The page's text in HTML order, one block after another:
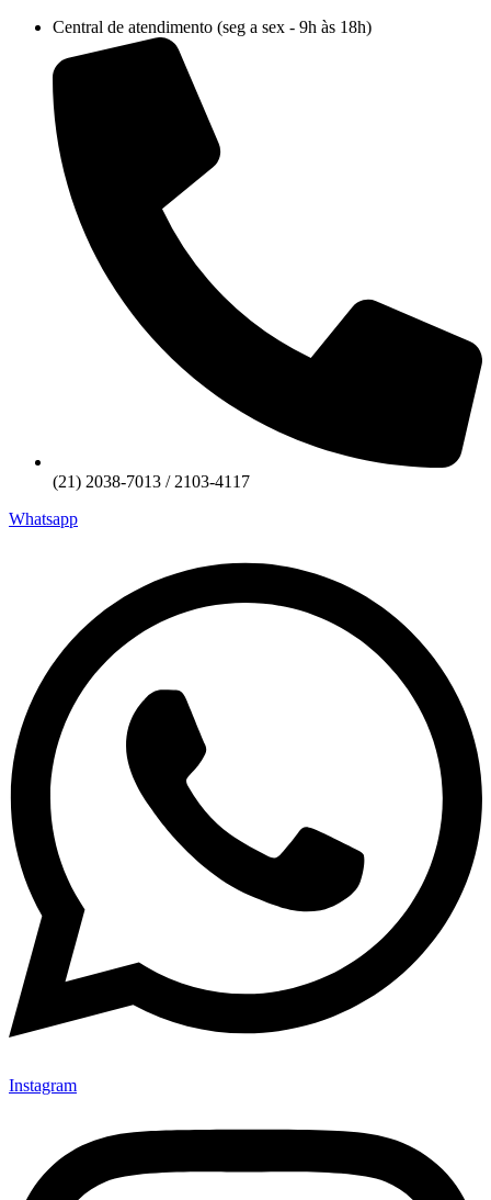
conteúdo
Central de atendimento (seg a sex - 9h às 18h)
(21) 2038-7013 / 2103-4117
Whatsapp
Instagram